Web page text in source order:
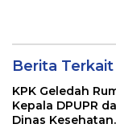
Berita Terkait
KPK Geledah
Kepala DPUPR
Dinas Kesehatan